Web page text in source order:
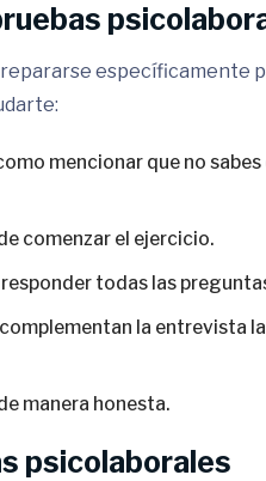
específicamente
mencionar que no
comenzar el ejercicio.
todas las
la entrevista
manera honesta.
psicolaborales